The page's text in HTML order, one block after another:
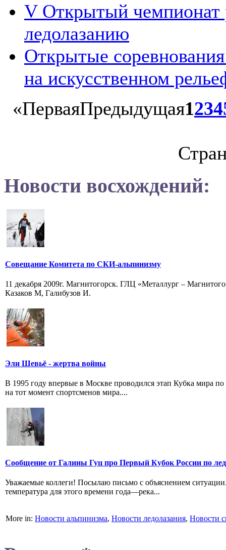
V Открытый чемпионат
ледолазанию
Открытые
на искусственном
«ПерваяПредыдущая1234
Новости восхождений:
Совещание Комитета по СКИ-альпинизму
11 декабря 2009г. Магнитогорск. ГЛЦ «Металлург –
Казаков М, Галибузов И.
Эли Шевьё - жертва войны
В 1995 году впервые в Москве проводился этап Кубка мира
на тот момент спортсменов мира....
Сообщение от Галины Гуц про Первый Кубок России по лед
Уважаемые коллеги! Посылаю письмо с объяснением
температура для этого времени года—река...
More in: Новости альпинизма, Новости ледолазания, Новости